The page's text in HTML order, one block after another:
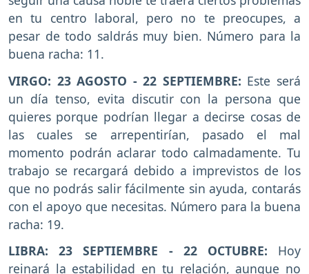
en tu centro laboral, pero no te preocupes, a
pesar de todo saldrás muy bien. Número para la
buena racha: 11.
VIRGO: 23 AGOSTO - 22 SEPTIEMBRE: Este será
un día tenso, evita discutir con la persona que
quieres porque podrían llegar a decirse cosas de
las cuales se arrepentirían, pasado el mal
momento podrán aclarar todo calmadamente. Tu
trabajo se recargará debido a imprevistos de los
que no podrás salir fácilmente sin ayuda, contarás
con el apoyo que necesitas. Número para la buena
racha: 19.
LIBRA: 23 SEPTIEMBRE - 22 OCTUBRE: Hoy
reinará la estabilidad en tu relación, aunque no